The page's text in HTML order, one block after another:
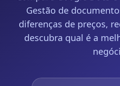
Gestão de
diferenças de preços,
descubra qual é a